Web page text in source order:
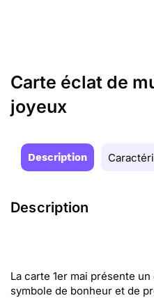
Carte éclat de
joyeux
Description
Description
La carte 1er mai présente
symbole de bonheur et de